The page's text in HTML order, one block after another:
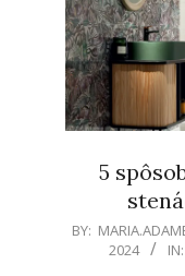
5
2024-
BY:
2024
IN: